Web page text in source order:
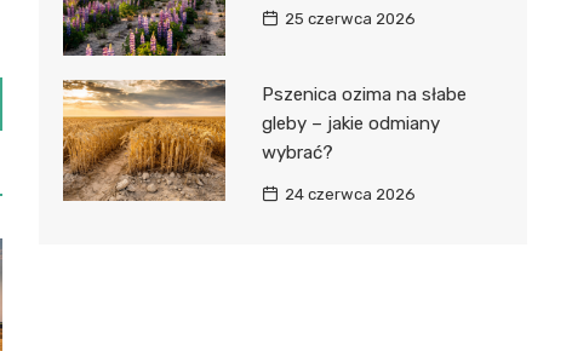
25 czerwca 2026
Pszenica ozima na słabe
gleby – jakie odmiany
wybrać?
24 czerwca 2026